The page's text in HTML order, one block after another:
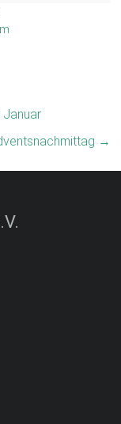
Januar
→